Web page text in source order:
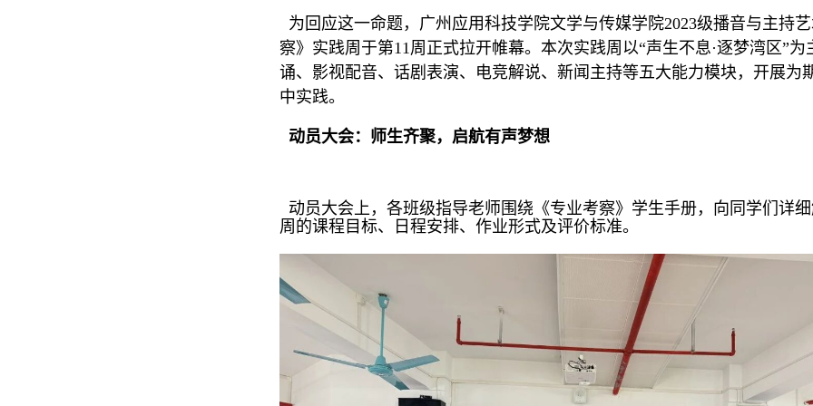
为回应这一命题，广州应用科技学院文学与传媒学院2023级播音与主持
察》实践周于第11 周正式拉开帷幕。本次实践周以“声生不息·逐梦湾区”为
诵、影视配音、话剧表演、电竞解说、新闻主持等五大能力模块，开展为
中实践。
动员大会：师生齐聚， 启航有声梦想
动员大会上，各班级指导老师围绕《专业考察》学生手册，向同学们详
周的课程目标、日程安排、作业形式及评价标准。